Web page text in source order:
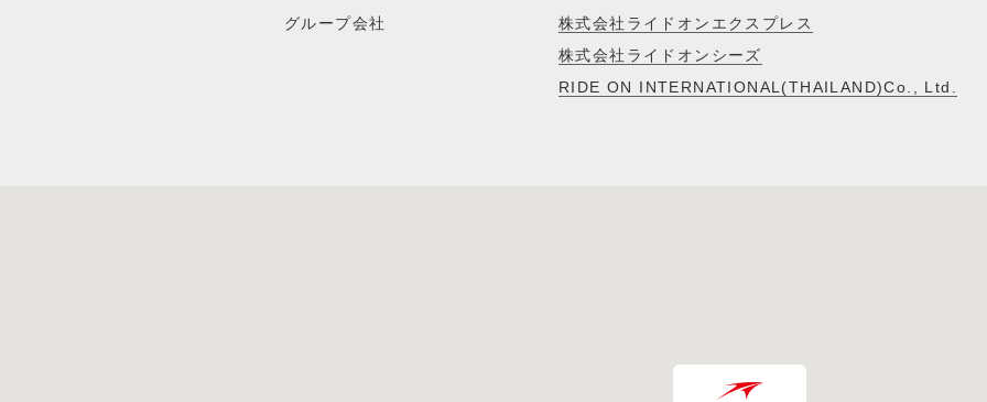
グループ会社
株式会社ライドオンエクスプレス
株式会社ライドオンシーズ
RIDE ON INTERNATIONAL(THAILAND)Co., Ltd.